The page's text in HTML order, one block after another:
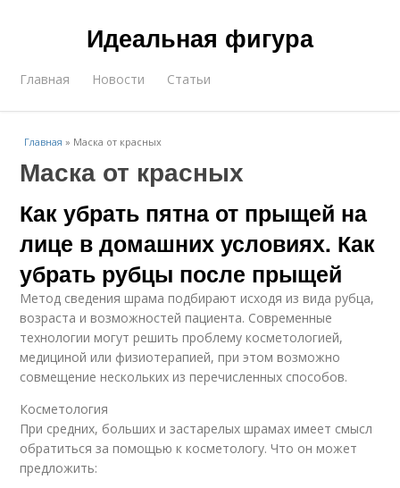
Идеальная фигура
Главная Новости Статьи
Главная » Маска от красных
Маска от красных
Как убрать пятна от прыщей на
лице в домашних условиях. Как
убрать рубцы после прыщей
Метод сведения шрама подбирают исходя из вида рубца,
возраста и возможностей пациента. Современные
технологии могут решить проблему косметологией,
медициной или физиотерапией, при этом возможно
совмещение нескольких из перечисленных способов.
Косметология
При средних, больших и застарелых шрамах имеет смысл
обратиться за помощью к косметологу. Что он может
предложить: